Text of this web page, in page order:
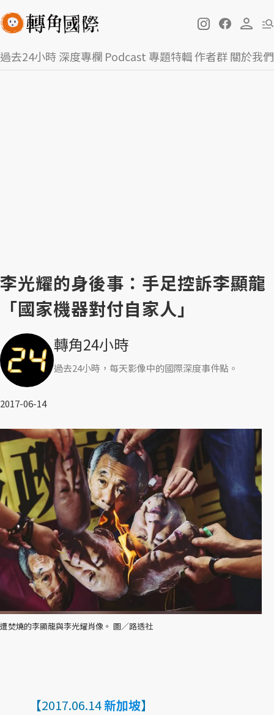
過去24小時深度專欄 Podcast 專題特輯作者群關於我們
李光耀的身後事：手足控訴李顯龍
「國家機器對付自家人」
轉角24小時
過去24小時，每天影像中的國際深度事件點。
2017-06-14
遭焚燒的李顯龍與李光耀肖像。 圖／路透社
【2017.06.14新加坡】